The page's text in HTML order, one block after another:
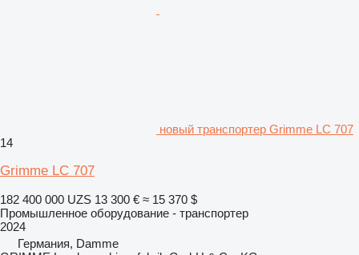
новый транспортер Grimme LC 707
14
Grimme LC 707
182 400 000 UZS 13 300 € ≈ 15 370 $
Промышленное оборудование - транспортер
2024
Германия, Damme